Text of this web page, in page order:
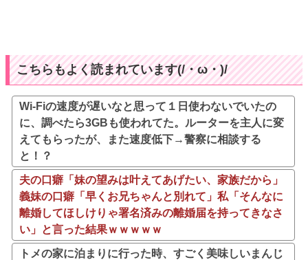
こちらもよく読まれています(/・ω・)/
Wi-Fiの速度が遅いなと思って１日使わないでいたの
に、調べたら3GBも使われてた。ルーターを主人に変
えてもらったが、また速度低下→警察に相談する
と！？
夫の口癖「妹の望みは叶えてあげたい、家族だから」
義妹の口癖「早くお兄ちゃんと別れて」私「そんなに
離婚してほしけりゃ署名済みの離婚届を持ってきなさ
い」と言った結果ｗｗｗｗｗ
トメの家に泊まりに行った時、すごく美味しいまんじ